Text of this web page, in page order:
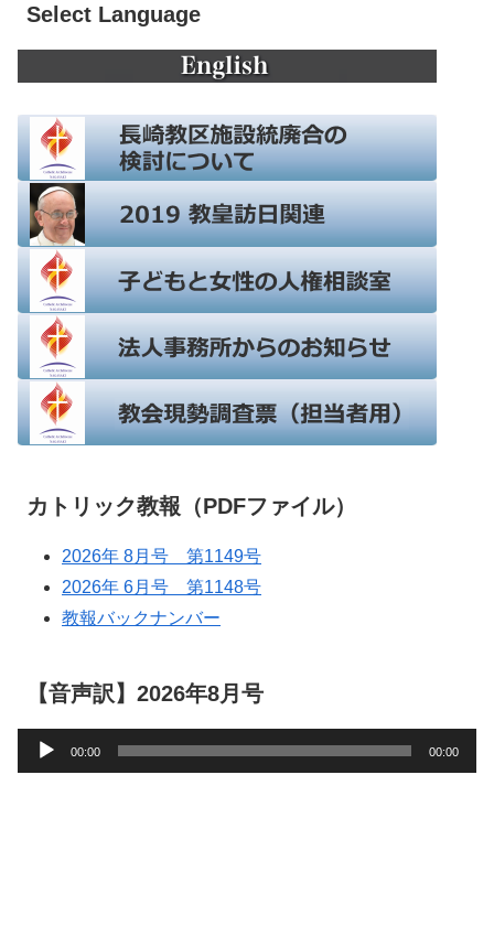
Select Language
カトリック教報（PDFファイル）
2026年 8月号 第1149号
2026年 6月号 第1148号
教報バックナンバー
【音声訳】2026年8月号
声
00:00 00:00